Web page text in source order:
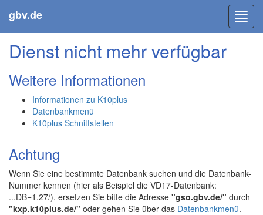
gbv.de
Dienst nicht mehr verfügbar
Weitere Informationen
Informationen zu K10plus
Datenbankmenü
K10plus Schnittstellen
Achtung
Wenn Sie eine bestimmte Datenbank suchen und die Datenbank-
Nummer kennen (hier als Beispiel die VD17-Datenbank:
...DB=1.27/), ersetzen Sie bitte die Adresse "gso.gbv.de/" durch
"kxp.k10plus.de/" oder gehen Sie über das Datenbankmenü.